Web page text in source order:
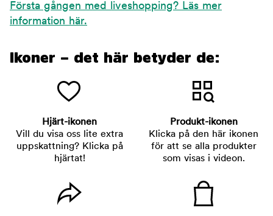
Första gången med liveshopping? Läs mer
information här.
Ikoner – det här betyder de:
Hjärt-ikonen
Vill du visa oss lite extra
uppskattning? Klicka på
hjärtat!
Produkt-ikonen
Klicka på den här ikonen
för att se alla produkter
som visas i videon.